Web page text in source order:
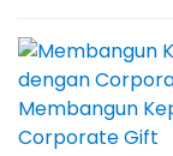
Membangun
Corporate Gift